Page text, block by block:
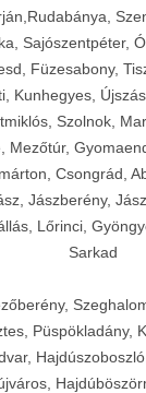
Sajószentpéter,
Füzesabony,
Kunhegyes,
Szolnok,
Mezőtúr,
Csongrád,
Jászberény,
Lőrinci,
Sarkad
Püspökladány,